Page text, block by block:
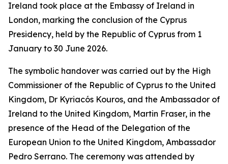
Ireland took place at the Embassy of Ireland in
London, marking the conclusion of the Cyprus
Presidency, held by the Republic of Cyprus from 1
January to 30 June 2026.
The symbolic handover was carried out by the High
Commissioner of the Republic of Cyprus to the United
Kingdom, Dr Kyriacós Kouros, and the Ambassador of
Ireland to the United Kingdom, Martin Fraser, in the
presence of the Head of the Delegation of the
European Union to the United Kingdom, Ambassador
Pedro Serrano. The ceremony was attended by